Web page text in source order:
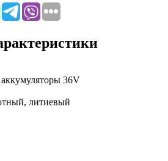
36V
литиевый